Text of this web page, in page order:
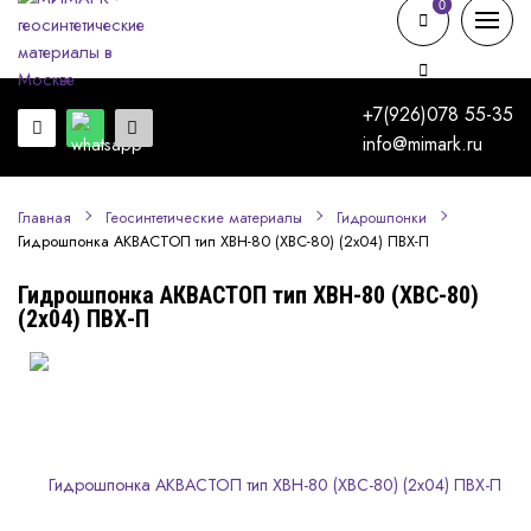
+7(926)078 55-35
info@mimark.ru
0
0
Главная Геосинтетические материалы Гидрошпонки
Гидрошпонка АКВАСТОП тип ХВН-80 (ХВС-80) (2х04) ПВХ-П
Гидрошпонка АКВАСТОП тип ХВН-80 (ХВС-80)
(2х04) ПВХ-П